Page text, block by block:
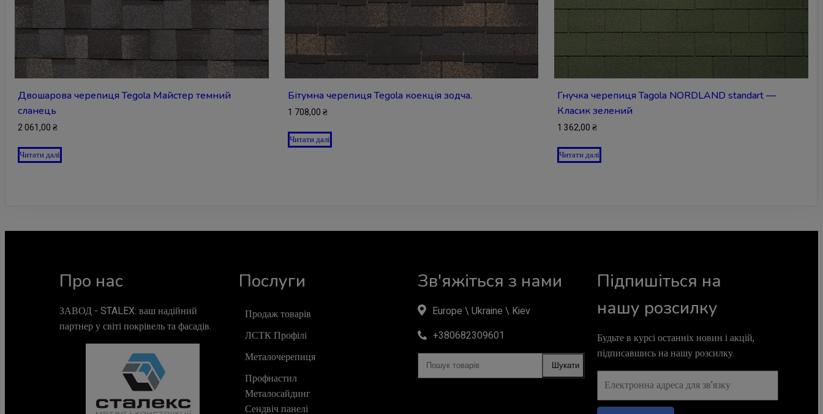
Двошарова черепиця Tegola Майстер темний
сланець
2 061,00 ₴
Читати далі
Бітумна черепиця Tegola коекція зодча.
1 708,00 ₴
Читати далі
Гнучка черепиця Tagola NORDLAND standart —
Класик зелений
1 362,00₴
Читати далі
Про нас
ЗАВОД - STALEX: ваш надійний
партнер у світі покрівель та фасадів.
Послуги
Продаж товарів
ЛСТК Профілі
Металочерепиця
Профнастил
Металосайдинг
Сендвіч панелі
Зв'яжіться з нами
Europe \ Ukraine \ Kiev
+380682309601
Шукати
Підпишіться на
нашу розсилку
Будьте в курсі останніх новин і акцій,
підписавшись на нашу розсилку.